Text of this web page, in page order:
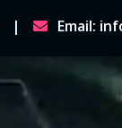
Email: